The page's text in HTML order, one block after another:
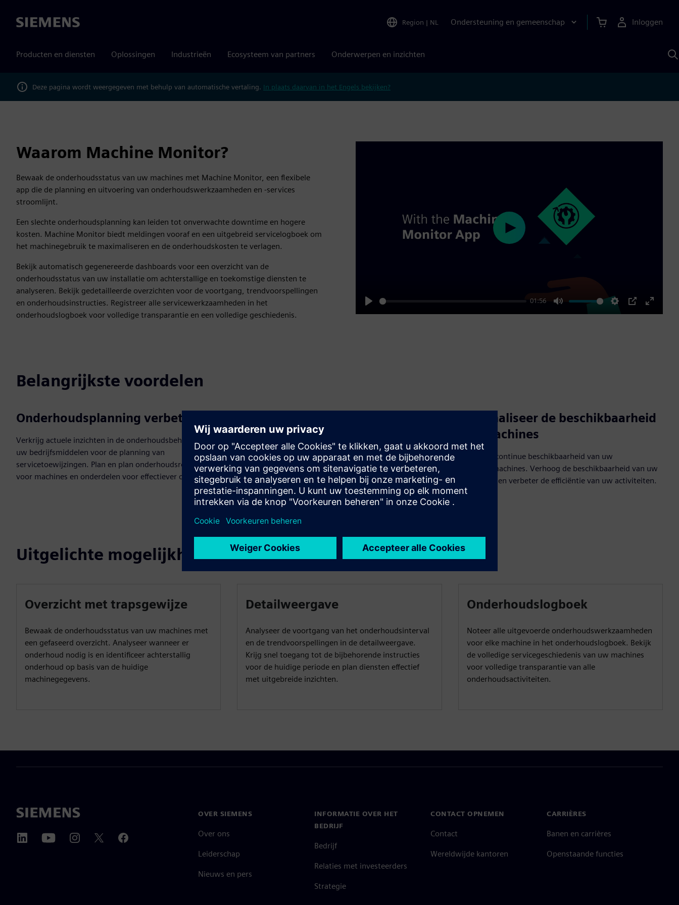
Siemens Region | NL Ondersteuning en gemeenschap Inloggen
Producten en diensten Oplossingen Industrieën Ecosysteem van partners Onderwerpen en inzichten
Deze pagina wordt weergegeven met behulp van automatische vertaling. In plaats daarvan in het Engels bekijken?
Waarom Machine Monitor?
Bewaak de onderhoudsstatus van uw machines met Machine Monitor, een flexibele
app die de planning en uitvoering van onderhoudswerkzaamheden en -services
stroomlijnt.
Een slechte onderhoudsplanning kan leiden tot onverwachte downtime en hogere
kosten. Machine Monitor biedt meldingen vooraf en een uitgebreid servicelogboek om
het machinegebruik te maximaliseren en de onderhoudskosten te verlagen.
Bekijk automatisch gegenereerde dashboards voor een overzicht van de
onderhoudsstatus van uw installatie om achterstallige en toekomstige diensten te
analyseren. Bekijk gedetailleerde overzichten voor de voortgang, trendvoorspellingen
en onderhoudsinstructies. Registreer alle servicewerkzaamheden in het
onderhoudslogboek voor volledige transparantie en een volledige geschiedenis.
Play
01:56
Mute Settings
PIP
Enter
Play
Belangrijkste voordelen
Onderhoudsplanning verbeteren
Verkrijg actuele inzichten in de onderhoudsbehoeften van
uw bedrijfsmiddelen voor de planning van
servicetoewijzingen. Plan en plan onderhoudsroutines
voor machines en onderdelen voor effectiever onderhoud.
Ontvang op tijd om te plannen meldingen voor
aanstaande onderhoudswerkzaamheden. Blijf op de
hoogte van de diensten die binnenkort beschikbaar zijn
om proactief middelen te plannen en onverwachte
downtime te voorkomen.
Maximaliseer de beschikbaarheid
van machines
Zorg voor continue beschikbaarheid van uw
productiemachines. Verhoog de beschikbaarheid van uw
installaties en verbeter de efficiëntie van uw activiteiten.
Uitgelichte mogelijkheden
Overzicht met trapsgewijze
Bewaak de onderhoudsstatus van uw machines met
een gefaseerd overzicht. Analyseer wanneer er
onderhoud nodig is en identificeer achterstallig
onderhoud op basis van de huidige
machinegegevens.
Detailweergave
Analyseer de voortgang van het onderhoudsinterval
en de trendvoorspellingen in de detailweergave.
Krijg snel toegang tot de bijbehorende instructies
voor de huidige periode en plan diensten effectief
met uitgebreide inzichten.
Onderhoudslogboek
Noteer alle uitgevoerde onderhoudswerkzaamheden
voor elke machine in het onderhoudslogboek. Bekijk
de volledige servicegeschiedenis van uw machines
voor volledige transparantie van alle
onderhoudsactiviteiten.
OVER SIEMENS
Over ons
Leiderschap
Nieuws en pers
INFORMATIE OVER HET
BEDRIJF
Bedrijf
Relaties met investeerders
Strategie
CONTACT OPNEMEN
Contact
Wereldwijde kantoren
CARRIÈRES
Banen en carrières
Openstaande functies